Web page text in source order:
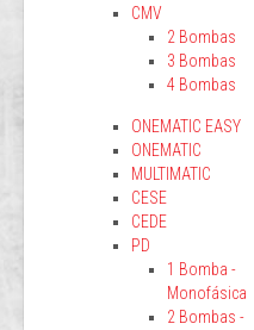
CMV
2 Bombas
3 Bombas
4 Bombas
ONEMATIC EASY
ONEMATIC
MULTIMATIC
CESE
CEDE
PD
1 Bomba -
Monofásica
2 Bombas -